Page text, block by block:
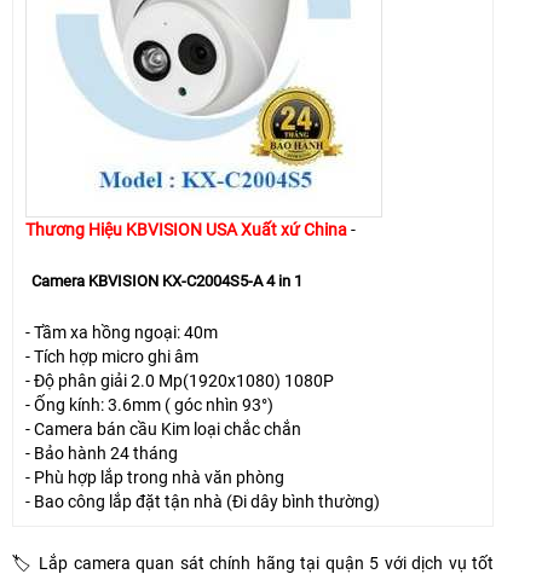
Thương Hiệu KBVISION USA Xuất xứ China-
Camera KBVISION KX-C2004S5-A 4 in 1
- Tầm xa hồng ngoại: 40m
- Tích hợp micro ghi âm
- Độ phân giải 2.0 Mp(1920x1080) 1080P
- Ống kính: 3.6mm ( góc nhìn 93°)
- Camera bán cầu Kim loại chắc chắn
- Bảo hành 24 tháng
- Phù hợp lắp trong nhà văn phòng
- Bao công lắp đặt tận nhà (Đi dây bình thường)
🏷 Lắp camera quan sát chính hãng tại quận 5 với dịch vụ tốt